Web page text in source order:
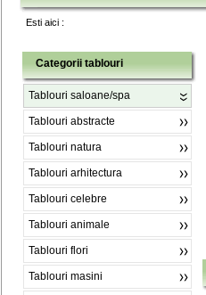
Esti aici :
Categorii tablouri
Tablouri saloane/spa
Tablouri abstracte
Tablouri natura
Tablouri arhitectura
Tablouri celebre
Tablouri animale
Tablouri flori
Tablouri masini